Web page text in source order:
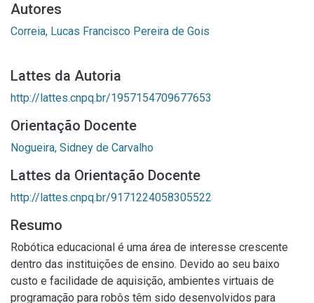
Autores
Correia, Lucas Francisco Pereira de Gois
Lattes da Autoria
http://lattes.cnpq.br/1957154709677653
Orientação Docente
Nogueira, Sidney de Carvalho
Lattes da Orientação Docente
http://lattes.cnpq.br/9171224058305522
Resumo
Robótica educacional é uma área de interesse crescente
dentro das instituições de ensino. Devido ao seu baixo
custo e facilidade de aquisição, ambientes virtuais de
programação para robôs têm sido desenvolvidos para